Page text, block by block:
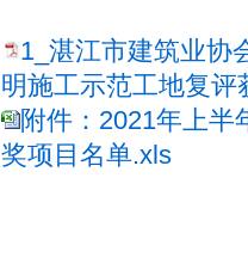
1_湛江市建筑业协
明施工示范工地复评
附件：2021年上半
奖项目名单.xls